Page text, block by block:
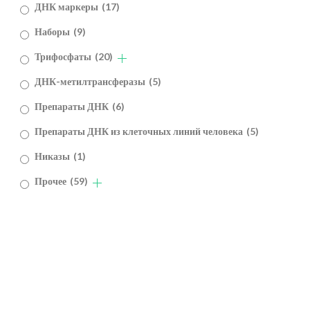
ДНК маркеры (17)
Наборы (9)
Трифосфаты (20)
ДНК-метилтрансферазы (5)
Препараты ДНК (6)
Препараты ДНК из клеточных линий человека (5)
Никазы (1)
Прочее (59)